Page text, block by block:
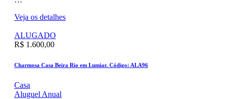
Veja os detalhes
ALUGADO
R$ 1.600,00
Charmosa Casa Beira Rio em Lumiar. Código: ALA96
Casa
Aluguel Anual